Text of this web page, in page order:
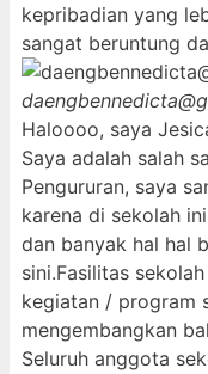
kepribadian yang
sangat beruntung
Haloooo, saya
Saya adalah salah
Pengururan, saya
karena di sekolah
dan banyak hal hal
sini.Fasilitas
kegiatan / program
mengembangkan
Seluruh anggota